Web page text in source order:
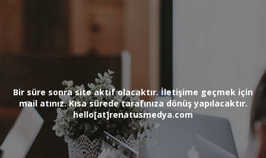
Bir süre sonra site aktif olacaktır. İletişime geçmek için
mail atınız. Kısa sürede tarafınıza dönüş yapılacaktır.
hello[at]renatusmedya.com